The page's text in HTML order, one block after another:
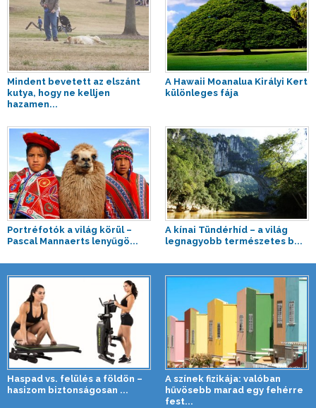
Mindent bevetett az elszánt
kutya, hogy ne kelljen
hazamen...
A Hawaii Moanalua Királyi Kert
különleges fája
Portréfotók a világ körül –
Pascal Mannaerts lenyűgö...
A kínai Tündérhíd – a világ
legnagyobb természetes b...
Haspad vs. felülés a földön –
hasizom biztonságosan ...
A színek fizikája: valóban
hűvösebb marad egy fehérre
fest...